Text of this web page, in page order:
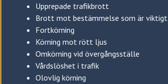
Upprepade trafikbrott
Brott mot bestämmelse som är
Fortkörning
Körning mot rött ljus
Omkörning vid övergångsställe
Vårdslöshet i trafik
Olovlig körning